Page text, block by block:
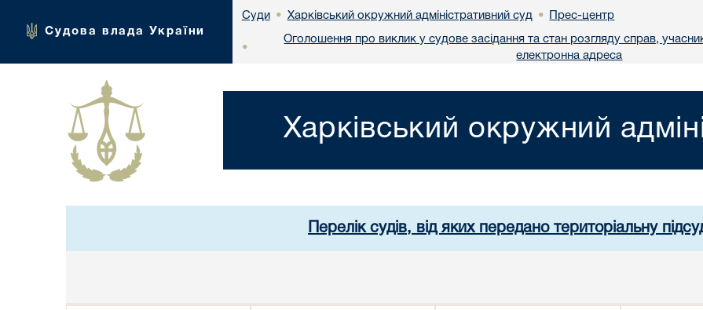
Судова влада України
Суди • Харківський окружний адміністративний суд • Прес-центр
•
Оголошення про виклик у судове засідання та стан розгляду справ,
електронна адреса
Харківський окружний
Перелік судів, від яких передано територіальну